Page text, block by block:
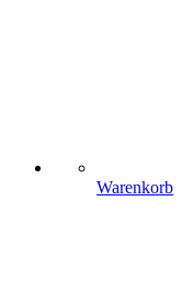
Warenkorb